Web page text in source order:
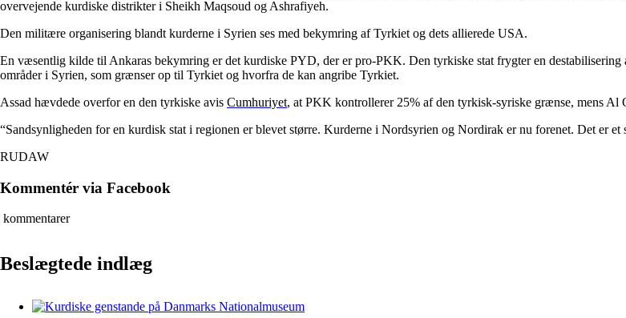
overvejende kurdiske distrikter i Sheikh Maqsoud og Ashrafiyeh.
Den militære organisering blandt kurderne i Syrien ses med bekymring af Tyrkiet og dets allierede USA.
En væsentlig kilde til Ankaras bekymring er det kurdiske PYD, der er pro-PKK. Den tyrkiske stat frygter en
områder i Syrien, som grænser op til Tyrkiet og hvorfra de kan angribe Tyrkiet.
Assad hævdede overfor en den tyrkiske avis Cumhuriyet, at PKK kontrollerer 25% af den tyrkisk-syriske grænse, mens Al
“Sandsynligheden for en kurdisk stat i regionen er blevet større. Kurderne i Nordsyrien og Nordirak er nu forenet. Det er
RUDAW
Kommentér via Facebook
kommentarer
Beslægtede indlæg